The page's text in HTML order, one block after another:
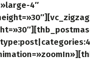
4″